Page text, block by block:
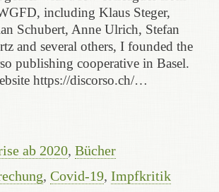
including Klaus Steger,
Schubert, Anne Ulrich, Stefan
and several others, I founded the
publishing cooperative in Basel.
https://discorso.ch/…
ab 2020, Bücher
, Covid-19, Impfkritik